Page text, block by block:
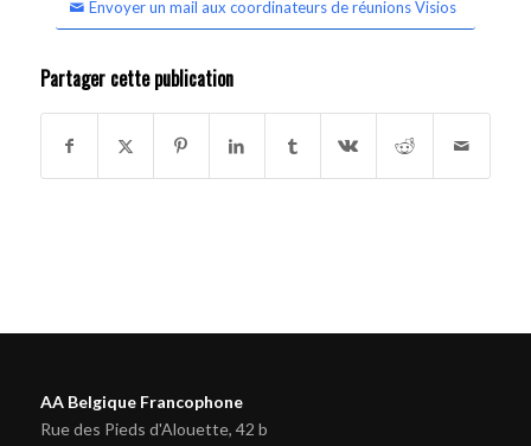
Envoyer un mail aux coordinateurs de réunions Visios
Partager cette publication
AA Belgique Francophone
Rue des Pieds d'Alouette, 42 b